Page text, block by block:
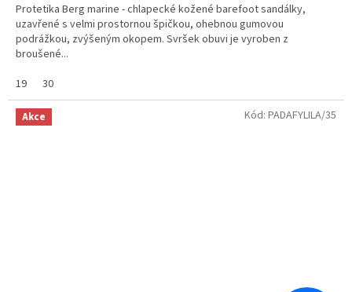
Protetika Berg marine - chlapecké kožené barefoot sandálky,
uzavřené s velmi prostornou špičkou, ohebnou gumovou
podrážkou, zvýšeným okopem. Svršek obuvi je vyroben z
broušené...
19
30
Akce Kód: PADAFYLILA/35